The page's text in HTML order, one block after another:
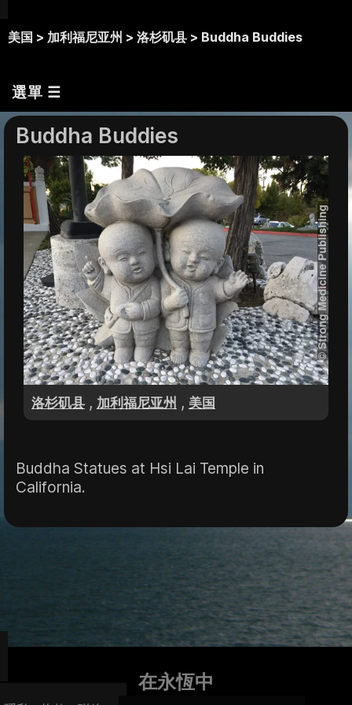
美国 > 加利福尼亚州 > 洛杉矶县 > Buddha Buddies
選單 ☰
Buddha Buddies
洛杉矶县 , 加利福尼亚州 , 美国
Buddha Statues at Hsi Lai Temple in
California.
在永恆中